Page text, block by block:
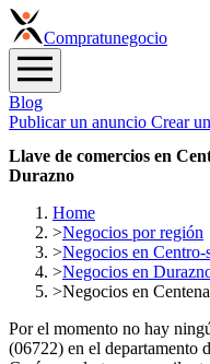
Compratunegocio
Blog
Publicar un anuncio Crear
Llave de comercios en
Durazno
Home
>Negocios por región
>Negocios en Centro-
>Negocios en
>Negocios en
Por el momento no hay
(06722) en el departamento